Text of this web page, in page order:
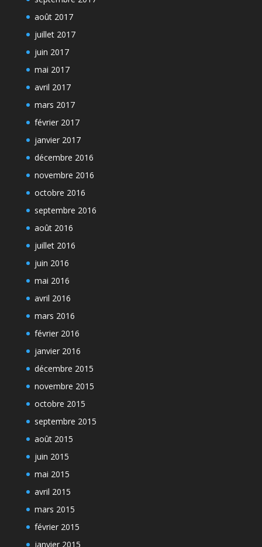
août 2017
juillet 2017
juin 2017
mai 2017
avril 2017
mars 2017
février 2017
janvier 2017
décembre 2016
novembre 2016
octobre 2016
septembre 2016
août 2016
juillet 2016
juin 2016
mai 2016
avril 2016
mars 2016
février 2016
janvier 2016
décembre 2015
novembre 2015
octobre 2015
septembre 2015
août 2015
juin 2015
mai 2015
avril 2015
mars 2015
février 2015
janvier 2015